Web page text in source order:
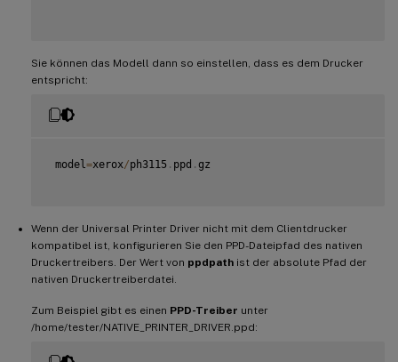
Sie können das Modell dann so einstellen, dass es dem Drucker
entspricht:
model =xerox/ph3115 . ppd . gz
Wenn der Universal Printer Driver nicht mit dem Clientdrucker
kompatibel ist, konfigurieren Sie den PPD-Dateipfad des nativen
Druckertreibers. Der Wert von ppdpath ist der absolute Pfad der
nativen Druckertreiberdatei.
Zum Beispiel gibt es einen PPD-Treiber unter
/home/tester/NATIVE_PRINTER_DRIVER.ppd: